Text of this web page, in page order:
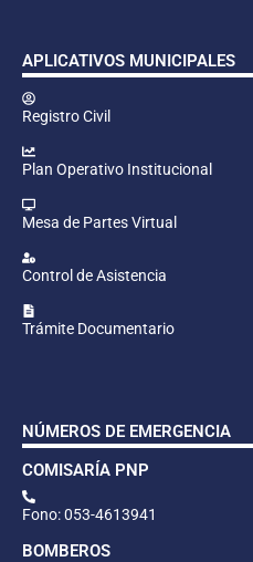
APLICATIVOS MUNICIPALES
Registro Civil
Plan Operativo Institucional
Mesa de Partes Virtual
Control de Asistencia
Trámite Documentario
NÚMEROS DE EMERGENCIA
COMISARÍA PNP
Fono: 053-4613941
BOMBEROS